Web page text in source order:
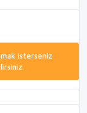
isterseniz